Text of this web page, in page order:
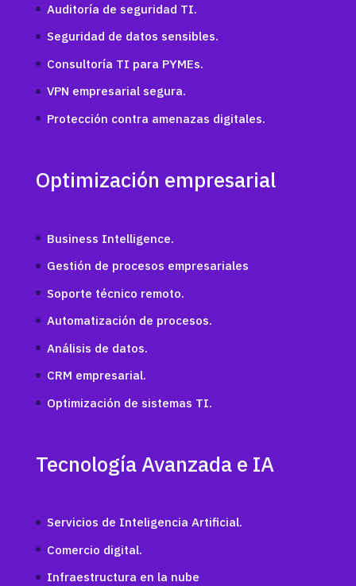
Auditoría de seguridad TI.
Seguridad de datos sensibles.
Consultoría TI para PYMEs.
VPN empresarial segura.
Protección contra amenazas digitales.
Optimización empresarial
Business Intelligence.
Gestión de procesos empresariales
Soporte técnico remoto.
Automatización de procesos.
Análisis de datos.
CRM empresarial.
Optimización de sistemas TI.
Tecnología Avanzada e IA
Servicios de Inteligencia Artificial.
Comercio digital.
Infraestructura en la nube